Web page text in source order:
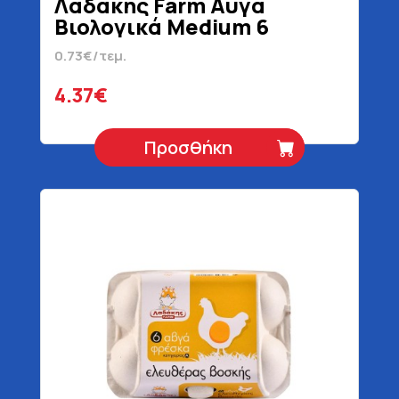
Βιολογικά Medium 6
Τεμάχια
0.73€/τεμ.
4.37€
Προσθήκη